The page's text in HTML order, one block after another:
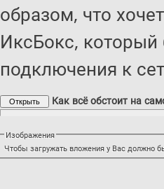
образом, что
ИксБокс, который
подключения к
Как всё обстоит на
Изображения
Чтобы загружать вложения у Вас должно